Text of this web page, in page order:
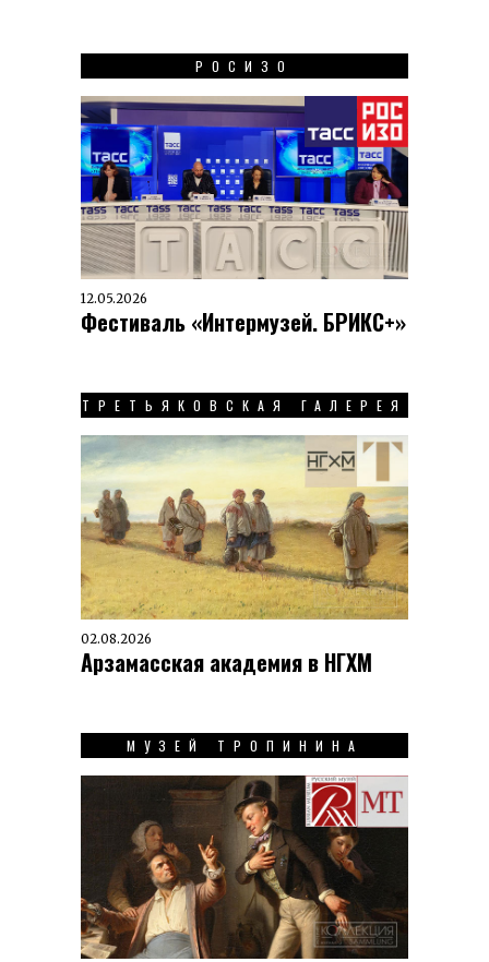
РОСИЗО
12.05.2026
Фестиваль «Интермузей. БРИКС+»
ТРЕТЬЯКОВСКАЯ ГАЛЕРЕЯ
02.08.2026
Арзамасская академия в НГХМ
МУЗЕЙ ТРОПИНИНА